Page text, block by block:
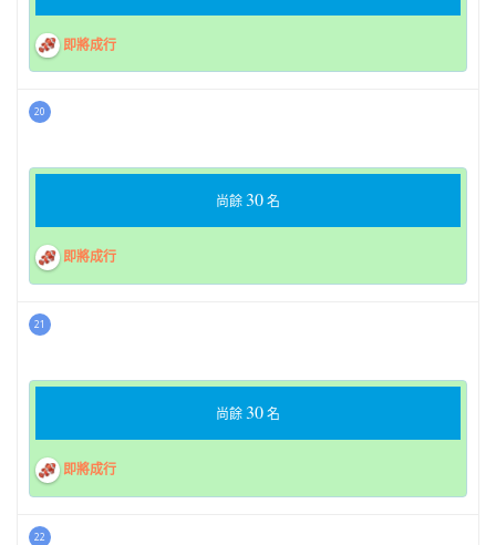
即將成行
20
尚餘30名
即將成行
21
尚餘30名
即將成行
22